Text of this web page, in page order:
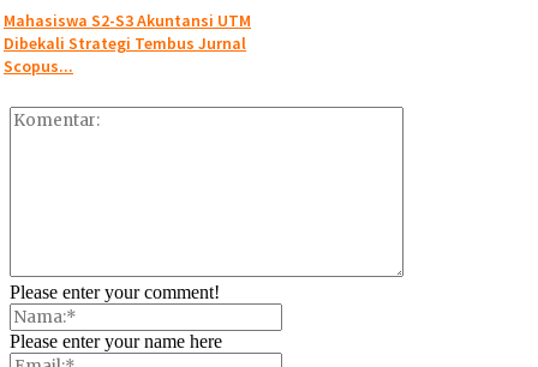
Mahasiswa S2-S3 Akuntansi UTM
Dibekali Strategi Tembus Jurnal
Scopus...
Please enter your comment!
Please enter your name here